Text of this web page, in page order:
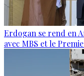
Erdogan se rend en
avec MBS et le